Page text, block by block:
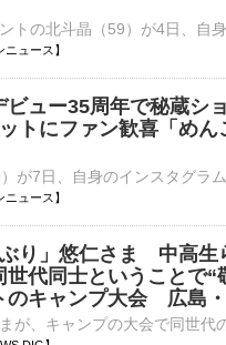
ュース】
ビュー35周年で秘蔵
トにファン歓喜「めん
ュース】
ぶり」悠仁さま 中高生
代同士ということで“
キャンプ大会 広島・